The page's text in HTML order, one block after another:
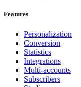
Features
Personalization
Conversion
Statistics
Integrations
Multi-accounts
Subscribers